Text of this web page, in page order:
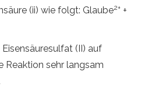
(ii) wie folgt: Glaube2+ +
(II) auf
Reaktion sehr langsam